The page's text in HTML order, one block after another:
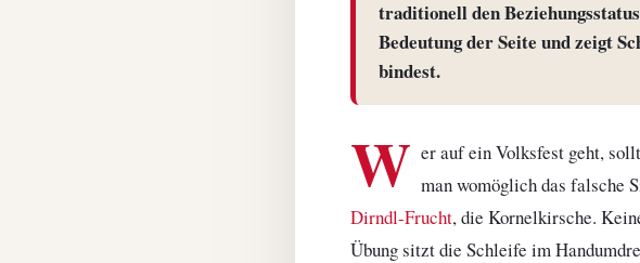
traditionell den
Bedeutung der Seite und zeigt
bindest.
W er auf ein Volksfest geht,
man womöglich das falsche
Dirndl-Frucht, die Kornelkirsche.
Übung sitzt die Schleife im